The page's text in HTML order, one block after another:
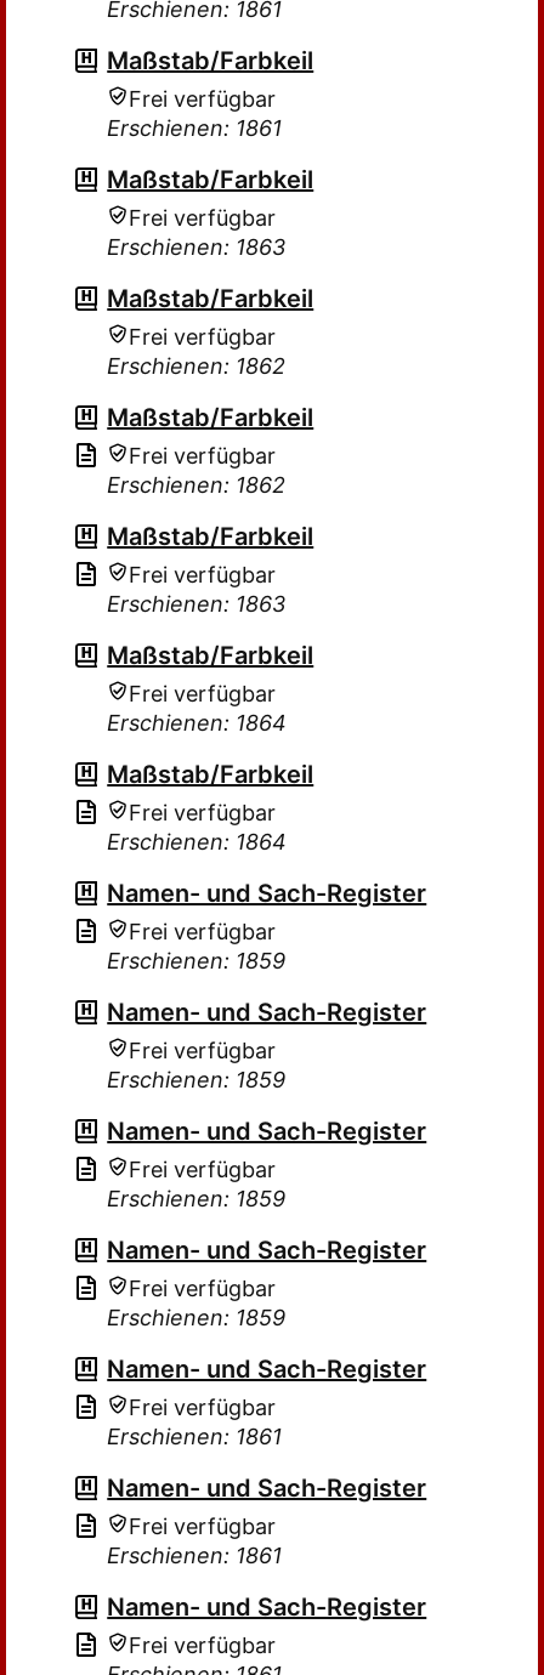
Erschienen: 1861
Maßstab/Farbkeil
Frei verfügbar
Erschienen: 1861
Maßstab/Farbkeil
Frei verfügbar
Erschienen: 1863
Maßstab/Farbkeil
Frei verfügbar
Erschienen: 1862
Maßstab/Farbkeil
Frei verfügbar
Erschienen: 1862
Maßstab/Farbkeil
Frei verfügbar
Erschienen: 1863
Maßstab/Farbkeil
Frei verfügbar
Erschienen: 1864
Maßstab/Farbkeil
Frei verfügbar
Erschienen: 1864
Namen- und Sach-Register
Frei verfügbar
Erschienen: 1859
Namen- und Sach-Register
Frei verfügbar
Erschienen: 1859
Namen- und Sach-Register
Frei verfügbar
Erschienen: 1859
Namen- und Sach-Register
Frei verfügbar
Erschienen: 1859
Namen- und Sach-Register
Frei verfügbar
Erschienen: 1861
Namen- und Sach-Register
Frei verfügbar
Erschienen: 1861
Namen- und Sach-Register
Frei verfügbar